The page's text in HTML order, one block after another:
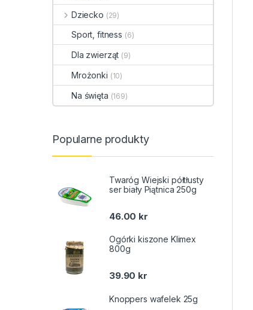
Dziecko (29)
Sport, fitness (6)
Dla zwierząt (9)
Mrożonki (10)
Na święta (169)
Popularne produkty
Twaróg Wiejski półtłusty
ser biały Piątnica 250g
46.00 kr
Ogórki kiszone Klimex
800g
39.90 kr
Knoppers wafelek 25g